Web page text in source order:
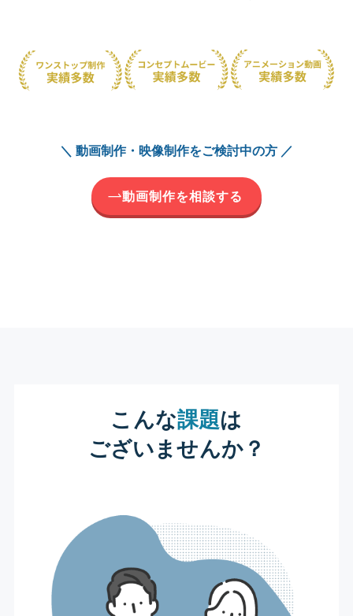
＼ 動画制作・映像制作をご検討中の方 ／
動画制作を相談する
こんな課題は
ございませんか？